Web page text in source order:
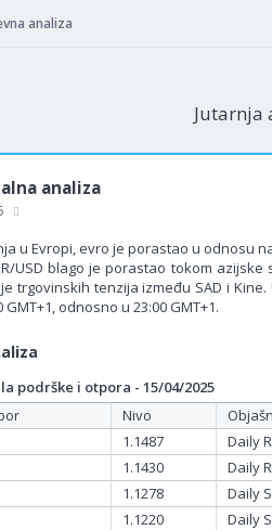
analiza
Jutarnja
analiza
u Evropi, evro je porastao u odnosu
USD blago je porastao tokom
trgovinskih tenzija između SAD i
GMT+1, odnosno u 23:00 GMT+1.
podrške i otpora - 15/04/2025
Nivo
1.1487
Daily
1.1430
Daily
1.1278
Daily
1.1220 Daily